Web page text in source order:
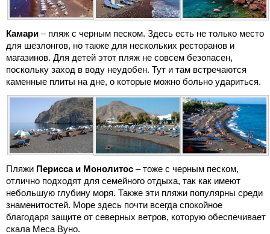
Камари – пляж с черным песком. Здесь есть не только место
для шезлонгов, но также для нескольких ресторанов и
магазинов. Для детей этот пляж не совсем безопасен,
поскольку заход в воду неудобен. Тут и там встречаются
каменные плиты на дне, о которые можно больно удариться.
Пляжи Перисса и Монолитос – тоже с черным песком,
отлично подходят для семейного отдыха, так как имеют
небольшую глубину моря. Также эти пляжи популярны среди
знаменитостей. Море здесь почти всегда спокойное
благодаря защите от северных ветров, которую обеспечивает
скала Меса Вуно.